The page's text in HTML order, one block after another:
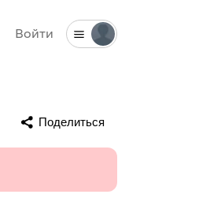
Войти
Поделиться